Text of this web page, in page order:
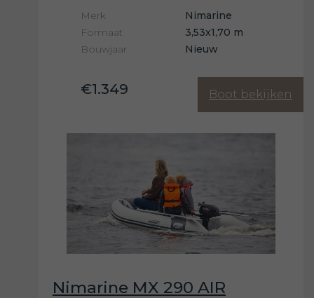
Merk
Nimarine
Formaat
3,53x1,70 m
Bouwjaar
Nieuw
€1.349 Boot bekijken
Nimarine MX 290 AIR